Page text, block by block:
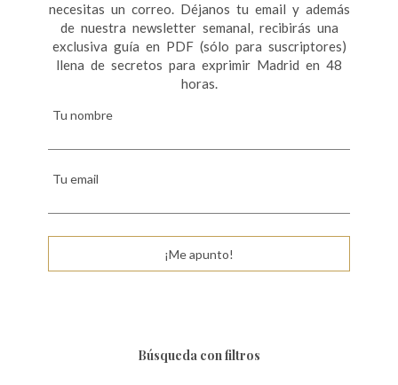
necesitas un correo. Déjanos tu email y además
de nuestra newsletter semanal, recibirás una
exclusiva guía en PDF (sólo para suscriptores)
llena de secretos para exprimir Madrid en 48
horas.
Tu nombre
Tu email
¡Me apunto!
Búsqueda con filtros